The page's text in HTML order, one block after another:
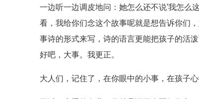
一边听一边调皮地问：她怎么还不说‘我怎么
看，我给你们念这个故事呢就是想告诉你们
事诗的形式来写，诗的语言更能把孩子的活
好吧，大事。我更正。
大人们，记住了，在你眼中的小事，在孩子